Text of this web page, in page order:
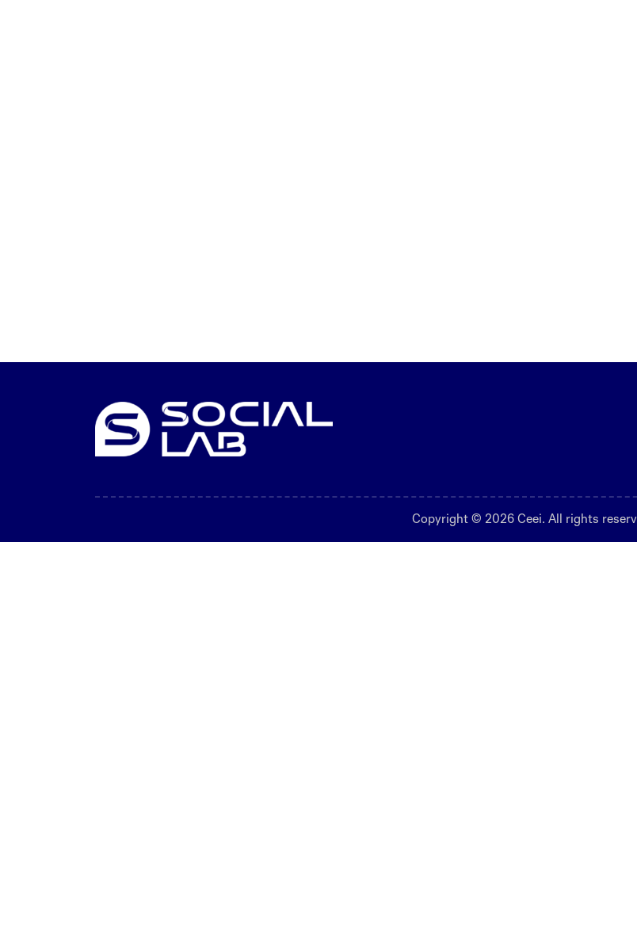
Copyright © 2026 Ceei. All rights